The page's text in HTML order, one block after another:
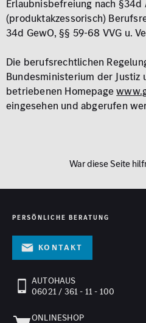
Erlaubnisbefreiung nach §34d
(produktakzessorisch)
34d GewO, §§ 59-68 VVG u.
Die berufsrechtlichen
Bundesministerium der Justiz
betriebenen Homepage
eingesehen und abgerufen
War diese Seite
PERSÖNLICHE BERATUNG
Kontakt
AUTOHAUS
06021 / 361 - 11 - 100
ONLINESHOP